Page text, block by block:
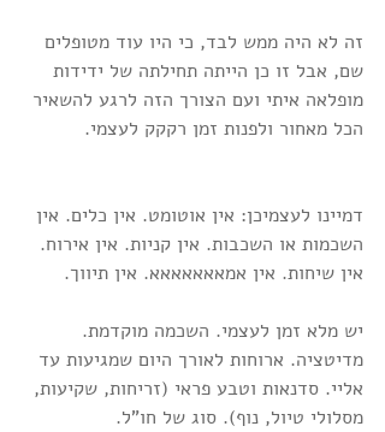
זה לא היה ממש לבד, כי היו עוד מטופלים
שם, אבל זו כן הייתה תחילתה של ידידות
מופלאה איתי ועם הצורך הזה לרגע להשאיר
הכל מאחור ולפנות זמן רקקק לעצמי.
דמיינו לעצמיכן: אין אוטומט. אין כלים. אין
השכמות או השכבות. אין קניות. אין אירוח.
אין שיחות. אין אמאאאאאאא. אין תיווך.
יש מלא זמן לעצמי. השכמה מוקדמת.
מדיטציה. ארוחות לאורך היום שמגיעות עד
אליי. סדנאות וטבע פראי (זריחות, שקיעות,
מסלולי טיול, נוף). סוג של חו"ל.